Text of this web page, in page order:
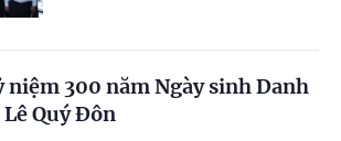
niệm 300 năm Ngày sinh Danh
Quý Đôn